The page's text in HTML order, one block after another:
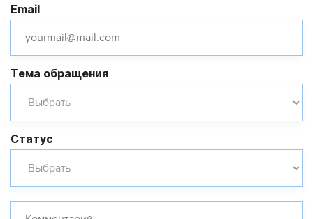
Email
Тема обращения
Статус